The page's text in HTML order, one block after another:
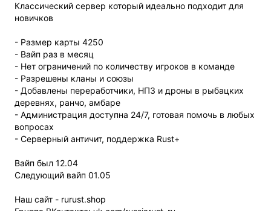
Классический сервер который идеально подходит для
новичков
- Размер карты 4250
- Вайп раз в месяц
- Нет ограничений по количеству игроков в команде
- Разрешены кланы и союзы
- Добавлены переработчики, НПЗ и дроны в рыбацких
деревнях, ранчо, амбаре
- Администрация доступна 24/7, готовая помочь в любых
вопросах
- Серверный античит, поддержка Rust+
Вайп был 12.04
Следующий вайп 01.05
Наш сайт - rurust.shop